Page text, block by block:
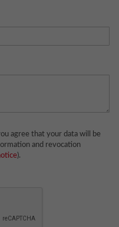
agree that your data will be
and revocation
).